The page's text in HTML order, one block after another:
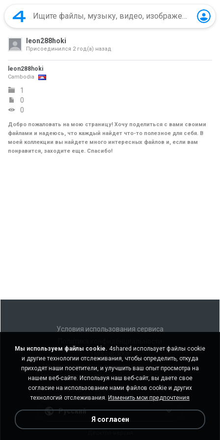
leon288hoki
Присоединился 2 год(а) назад
leon288hoki
Cambodia
1
0
0
Добро пожаловать на мою страницу! Хочу поделиться с вами своими
файлами и надеюсь, что каждый найдет что-то полезное для себя. В
моей коллекции вы найдете много интересных файлов и, если вам
понравится, заходите еще. Спасибо!
Условия использования сервиса
Не продавать мои персональные данные
Не передавать мои персональные данные
Русский
Мы используем файлы cookie. 4shared использует файлы cookie
и другие технологии отслеживания, чтобы определить, откуда
приходят наши посетители, и улучшить ваш опыт просмотра на
нашем веб-сайте. Используя наш веб-сайт, вы даете свое
согласие на использование нами файлов cookie и других
технологий отслеживания. Изменить мои предпочтения
Я согласен